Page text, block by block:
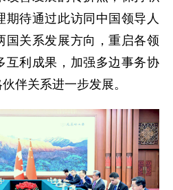
期待通过此访同中国领导人
国关系发展方向，重启各领
互利成果，加强多边事务协
伴关系进一步发展。